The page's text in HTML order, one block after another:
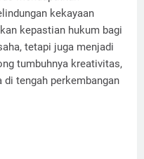
kekayaan
kepastian hukum bagi
tetapi juga menjadi
tumbuhnya kreativitas,
di tengah perkembangan